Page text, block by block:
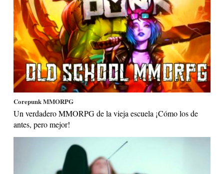
Corepunk MMORPG
Un verdadero MMORPG de la vieja escuela ¡Cómo los de
antes, pero mejor!